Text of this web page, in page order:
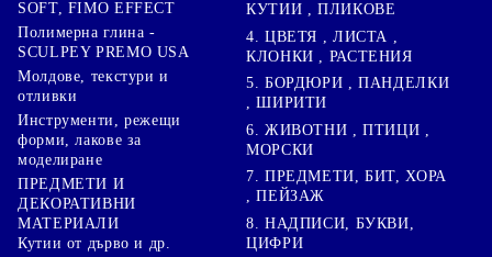
SOFT, FIMO EFFECT
Полимерна глина -
SCULPEY PREMO USA
Молдове, текстури и
отливки
Инструменти, режещи
форми, лакове за
моделиране
ПРЕДМЕТИ И
ДЕКОРАТИВНИ
МАТЕРИАЛИ
Кутии от дърво и др.
КУТИИ , ПЛИКОВЕ
4. ЦВЕТЯ , ЛИСТА ,
КЛОНКИ , РАСТЕНИЯ
5. БОРДЮРИ , ПАНДЕЛКИ
, ШИРИТИ
6. ЖИВОТНИ , ПТИЦИ ,
МОРСКИ
7. ПРЕДМЕТИ, БИТ, ХОРА
, ПЕЙЗАЖ
8. НАДПИСИ, БУКВИ,
ЦИФРИ